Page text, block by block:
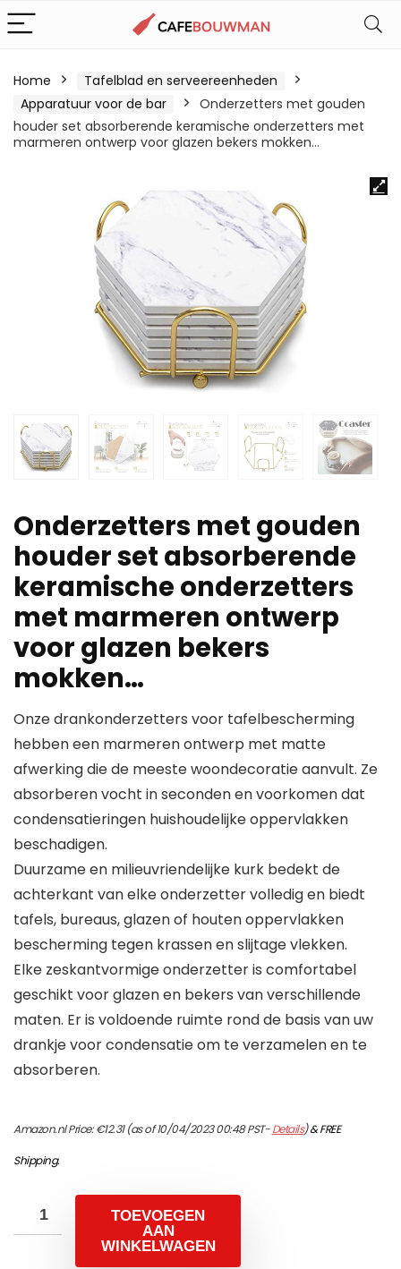
Home
Tafelblad en serveereenheden
Apparatuur voor de bar
Onderzetters met gouden
houder set absorberende keramische onderzetters met
marmeren ontwerp voor glazen bekers mokken…
Onderzetters met gouden
houder set absorberende
keramische onderzetters
met marmeren ontwerp
voor glazen bekers
mokken…
Onze drankonderzetters voor tafelbescherming
hebben een marmeren ontwerp met matte
afwerking die de meeste woondecoratie aanvult. Ze
absorberen vocht in seconden en voorkomen dat
condensatieringen huishoudelijke oppervlakken
beschadigen.
Duurzame en milieuvriendelijke kurk bedekt de
achterkant van elke onderzetter volledig en biedt
tafels, bureaus, glazen of houten oppervlakken
bescherming tegen krassen en slijtage vlekken.
Elke zeskantvormige onderzetter is comfortabel
geschikt voor glazen en bekers van verschillende
maten. Er is voldoende ruimte rond de basis van uw
drankje voor condensatie om te verzamelen en te
absorberen.
Amazon.nl Price:€12.31(as of 10/04/2023 00:48 PST-Details)&FREE
Shipping.
TOEVOEGEN
AAN
WINKELWAGEN